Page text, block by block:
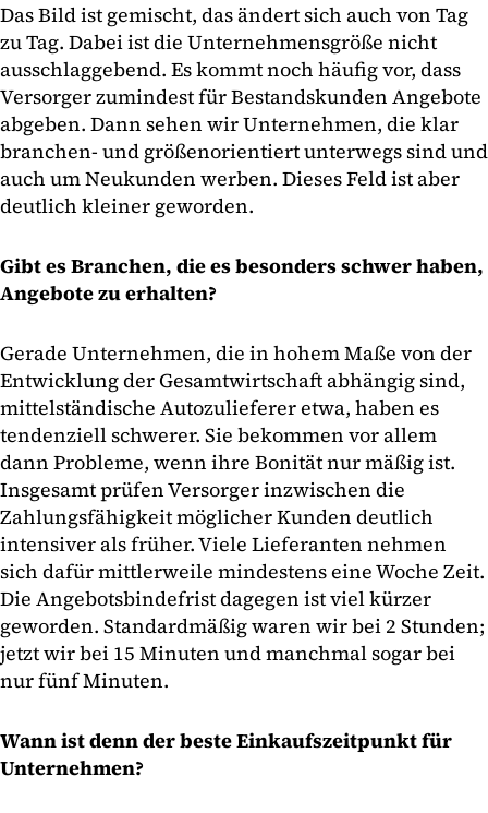
Das Bild ist gemischt, das ändert sich auch von Tag
zu Tag. Dabei ist die Unternehmensgröße nicht
ausschlaggebend. Es kommt noch häufig vor, dass
Versorger zumindest für Bestandskunden Angebote
abgeben. Dann sehen wir Unternehmen, die klar
branchen- und größenorientiert unterwegs sind und
auch um Neukunden werben. Dieses Feld ist aber
deutlich kleiner geworden.
Gibt es Branchen, die es besonders schwer haben,
Angebote zu erhalten?
Gerade Unternehmen, die in hohem Maße von der
Entwicklung der Gesamtwirtschaft abhängig sind,
mittelständische Autozulieferer etwa, haben es
tendenziell schwerer. Sie bekommen vor allem
dann Probleme, wenn ihre Bonität nur mäßig ist.
Insgesamt prüfen Versorger inzwischen die
Zahlungsfähigkeit möglicher Kunden deutlich
intensiver als früher. Viele Lieferanten nehmen
sich dafür mittlerweile mindestens eine Woche Zeit.
Die Angebotsbindefrist dagegen ist viel kürzer
geworden. Standardmäßig waren wir bei 2 Stunden;
jetzt wir bei 15 Minuten und manchmal sogar bei
nur fünf Minuten.
Wann ist denn der beste Einkaufszeitpunkt für
Unternehmen?